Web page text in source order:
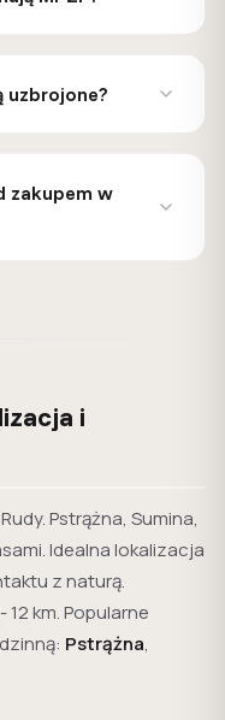
uzbrojone?
zakupem w
i
Pstrążna, Sumina,
Idealna lokalizacja
z naturą.
12 km. Popularne
Pstrążna,